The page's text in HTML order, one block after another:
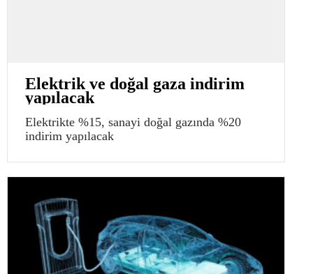
Elektrik ve doğal gaza indirim
yapılacak
Elektrikte %15, sanayi doğal gazında %20
indirim yapılacak